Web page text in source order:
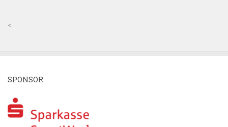
<
SPONSOR